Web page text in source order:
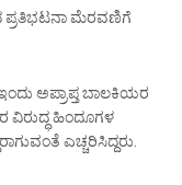
ಪ್ರತಿಭಟನಾ ಮೆರವಣಿಗೆ
ಅಪ್ರಾಪ್ತ ಬಾಲಕಿಯರ
ವಿರುದ್ಧ ಹಿಂದೂಗಳ
ಎಚ್ಚರಿಸಿದ್ದರು.